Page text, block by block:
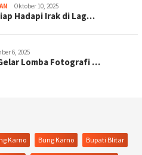
Oktober 10, 2025
Hadapi Irak di Lag…
6, 2025
Lomba Fotografi …
Karno Bung Karno Bupati Blitar